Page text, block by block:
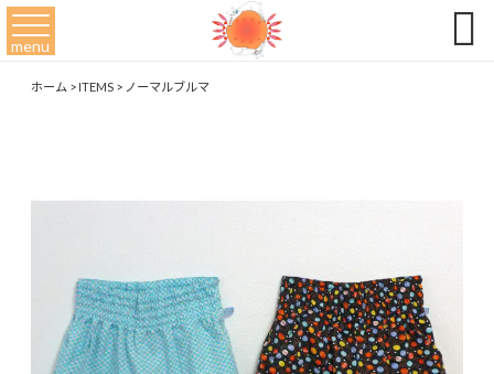
menu 
ホーム>ITEMS>ノーマルブルマ